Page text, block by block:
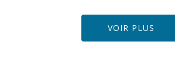
VOIR PLUS